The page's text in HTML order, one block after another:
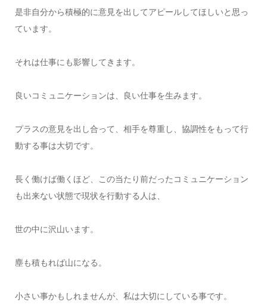
是非自分から積極的に意見を出してアピールしてほしいと思っ
ています。
それは仕事にも影響してきます。
良いコミュニケーションは、良い仕事を生みます。
プラスの意見を出し合って、相手を尊重し、協調性をもって行
動する事は大切です。
長く働けば働くほど、この当たり前だったコミュニケーション
も出来ない状態で現状を行動する人は、
世の中に沢山います。
塵も積もれば山になる。
小さい事かもしれませんが、私は大切にしている事です。